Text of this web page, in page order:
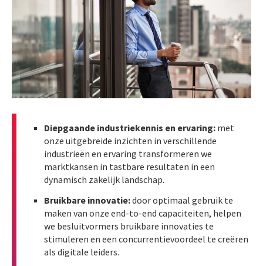
Diepgaande industriekennis en ervaring: met
onze uitgebreide inzichten in verschillende
industrieën en ervaring transformeren we
marktkansen in tastbare resultaten in een
dynamisch zakelijk landschap.
Bruikbare innovatie:door optimaal gebruik te
maken van onze end-to-end capaciteiten, helpen
we besluitvormers bruikbare innovaties te
stimuleren en een concurrentievoordeel te creëren
als digitale leiders.